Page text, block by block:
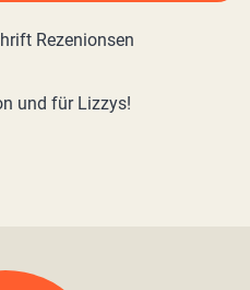
und für Lizzys!